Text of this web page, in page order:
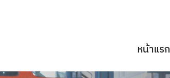
หน้าแรก